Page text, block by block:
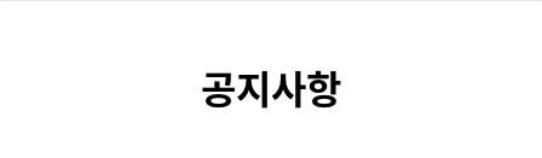
공지사항